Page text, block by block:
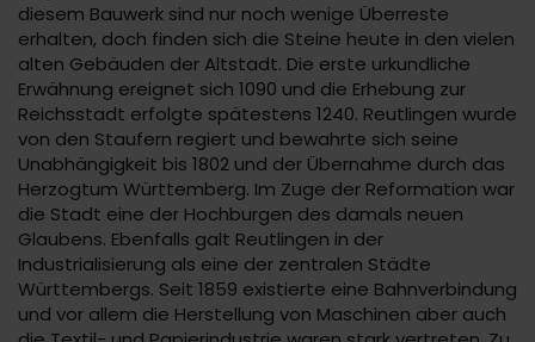
diesem Bauwerk sind nur noch wenige Überreste
erhalten, doch finden sich die Steine heute in den vielen
alten Gebäuden der Altstadt. Die erste urkundliche
Erwähnung ereignet sich 1090 und die Erhebung zur
Reichsstadt erfolgte spätestens 1240. Reutlingen wurde
von den Staufern regiert und bewahrte sich seine
Unabhängigkeit bis 1802 und der Übernahme durch das
Herzogtum Württemberg. Im Zuge der Reformation war
die Stadt eine der Hochburgen des damals neuen
Glaubens. Ebenfalls galt Reutlingen in der
Industrialisierung als eine der zentralen Städte
Württembergs. Seit 1859 existierte eine Bahnverbindung
und vor allem die Herstellung von Maschinen aber auch